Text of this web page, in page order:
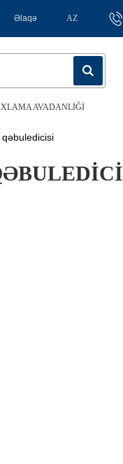
Əlaqə AZ
AVADANLIĞI
qəbuledicisi